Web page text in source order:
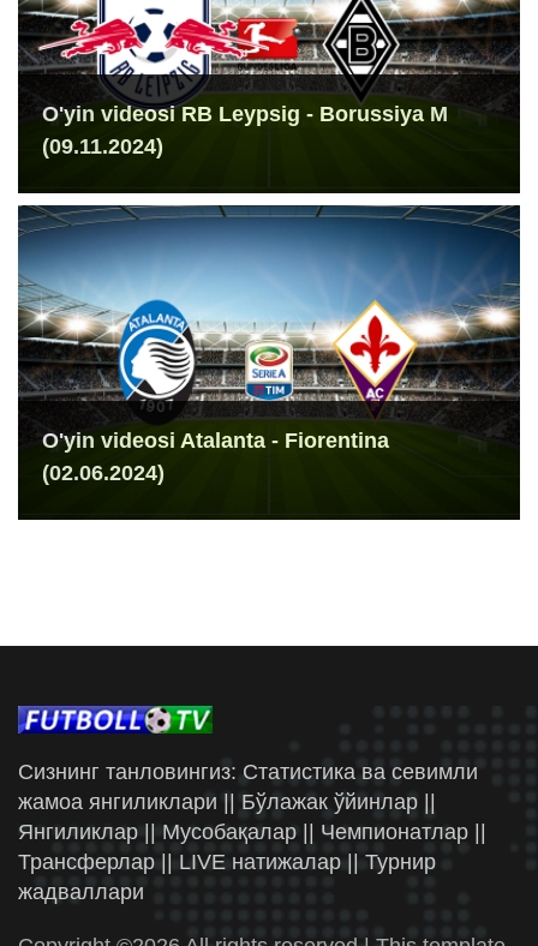
O'yin videosi RB Leypsig - Borussiya M
(09.11.2024)
O'yin videosi Atalanta - Fiorentina
(02.06.2024)
Сизнинг танловингиз: Статистика ва севимли
жамоа янгиликлари || Бўлажак ўйинлар ||
Янгиликлар || Мусобақалар || Чемпионатлар ||
Трансферлар || LIVE натижалар || Турнир
жадваллари